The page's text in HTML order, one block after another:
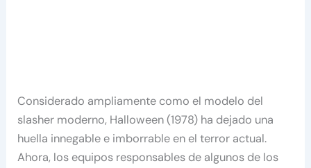
Considerado ampliamente como el modelo del
slasher moderno, Halloween (1978) ha dejado una
huella innegable e imborrable en el terror actual.
Ahora, los equipos responsables de algunos de los